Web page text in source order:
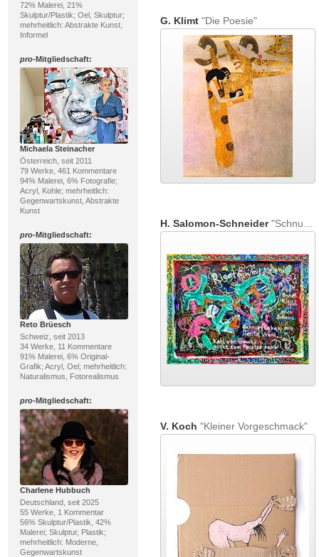
72% Malerei, 21%
Skulptur/Plastik; Oel, Skulptur;
mehrheitlich: Abstrakte Kunst,
Informel
pro-Mitgliedschaft:
Michaela Steinacher
Österreich, seit 2011
79 Werke, 461 Kommentare
94% Malerei, 6% Fotografie;
Acryl, Kohle; mehrheitlich:
Gegenwartskunst, Abstrakte
Kunst
pro-Mitgliedschaft:
Reto Brüesch
Schweiz, seit 2013
34 Werke, 11 Kommentare
91% Malerei, 6% Original-
Grafik; Acryl, Oel; mehrheitlich:
Naturalismus, Fotorealismus
pro-Mitgliedschaft:
Charlene Hubbuch
Deutschland, seit 2025
55 Werke, 1 Kommentar
56% Skulptur/Plastik, 42%
Malerei; Skulptur, Plastik;
mehrheitlich: Moderne,
Gegenwartskunst
G. Klimt"Die Poesie"
H. Salomon-Schneider"Schnupftabak mit Tante Vroni."
V. Koch "Kleiner Vorgeschmack"